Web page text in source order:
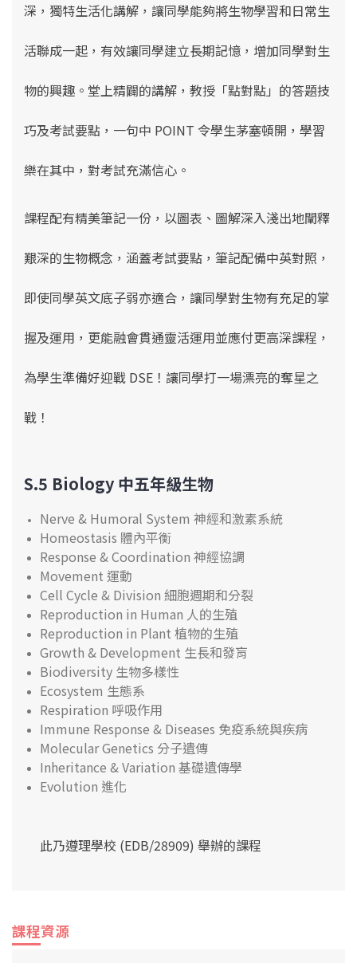
深，獨特生活化講解，讓同學能夠將生物學習和日常生
活聯成一起， 有效讓同學建立長期記憶， 增加同學對生
物的興趣。堂上精闢的講解， 教授「點對點」的答題技
巧及考試要點 ，一句中 POINT 令學生茅塞頓開，學習
樂在其中，對考試充滿信心。
課程配有精美筆記一份，以圖表、圖解深入淺出地闡釋
艱深的生物概念，涵蓋考試要點 ，筆記配備中英對照，
即使同學英文底子弱亦適合 ， 讓同學對生物有充足的掌
握及運用，更能融會貫通靈活運用並應付更高深課程，
為學生準備好迎戰 DSE！讓同學打一場漂亮的奪星之
戰！
S.5 Biology 中五年級生物
Nerve & Humoral System 神經和激素系統
Homeostasis 體內平衡
Response & Coordination 神經協調
Movement 運動
Cell Cycle & Division 細胞週期和分裂
Reproduction in Human 人的生殖
Reproduction in Plant 植物的生殖
Growth & Development 生長和發肓
Biodiversity 生物多樣性
Ecosystem 生態系
Respiration 呼吸作用
Immune Response & Diseases 免疫系統與疾病
Molecular Genetics 分子遺傳
Inheritance & Variation 基礎遺傳學
Evolution 進化
此乃遵理學校 (EDB/28909) 舉辦的課程
課程資源